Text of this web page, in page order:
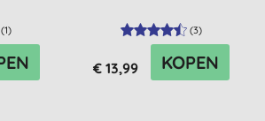
(1) (3)
€ 13,99 KOPEN